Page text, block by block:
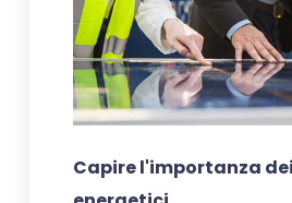
Capire l'importanza